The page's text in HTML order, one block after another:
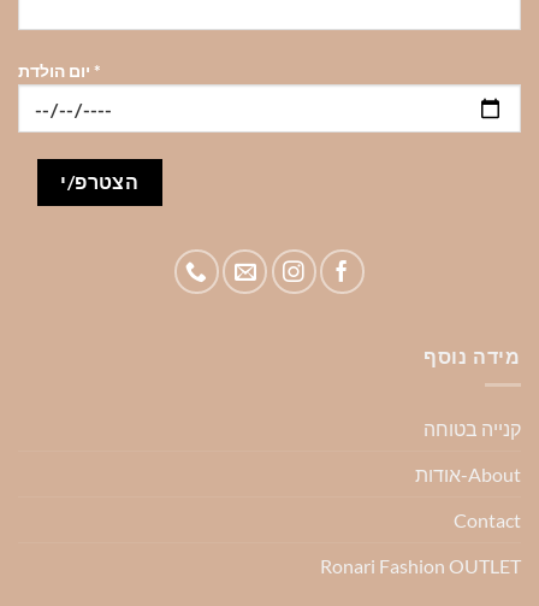
*
מידה נוסף
קנייה בטוחה
About-אודות
Contact
Ronari Fashion OUTLET